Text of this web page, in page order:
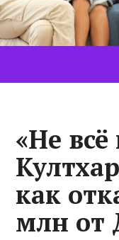
«Не всё
как
млн от